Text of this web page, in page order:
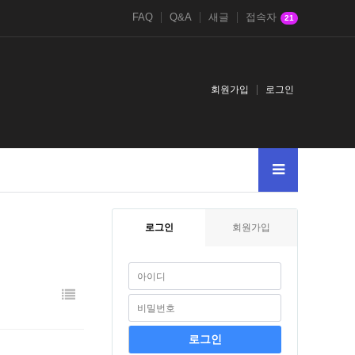
FAQ Q&A 새글 접속자 21
회원가입 로그인
로그인 회원가입